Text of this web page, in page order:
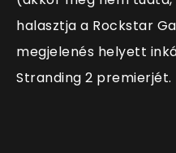
halasztja a Rockstar
megjelenés helyett
Stranding 2 premierjét.